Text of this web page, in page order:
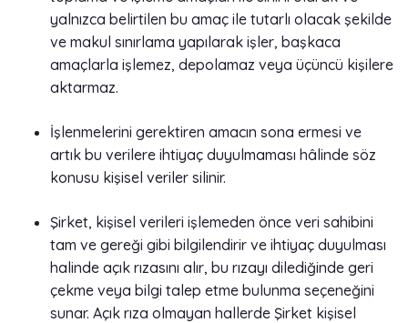
yalnızca belirtilen bu amaç ile tutarlı olacak şekilde
ve makul sınırlama yapılarak işler, başkaca
amaçlarla işlemez, depolamaz veya üçüncü kişilere
aktarmaz.
İşlenmelerini gerektiren amacın sona ermesi ve
artık bu verilere ihtiyaç duyulmaması hâlinde söz
konusu kişisel veriler silinir.
Şirket, kişisel verileri işlemeden önce veri sahibini
tam ve gereği gibi bilgilendirir ve ihtiyaç duyulması
halinde açık rızasını alır, bu rızayı dilediğinde geri
çekme veya bilgi talep etme bulunma seçeneğini
sunar. Açık rıza olmayan hallerde Şirket kişisel